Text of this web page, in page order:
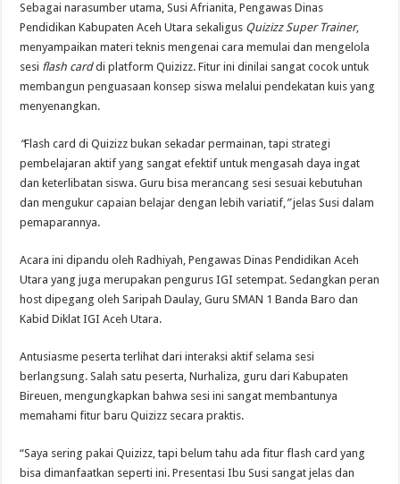
Sebagai narasumber utama, Susi Afrianita, Pengawas Dinas
Pendidikan Kabupaten Aceh Utara sekaligus Quizizz Super Trainer,
menyampaikan materi teknis mengenai cara memulai dan mengelola
sesi flash carddi platform Quizizz. Fitur ini dinilai sangat cocok untuk
membangun penguasaan konsep siswa melalui pendekatan kuis yang
menyenangkan.
“Flash card di Quizizz bukan sekadar permainan, tapi strategi
pembelajaran aktif yang sangat efektif untuk mengasah daya ingat
dan keterlibatan siswa. Guru bisa merancang sesi sesuai kebutuhan
dan mengukur capaian belajar dengan lebih variatif,”jelas Susi dalam
pemaparannya.
Acara ini dipandu oleh Radhiyah, Pengawas Dinas Pendidikan Aceh
Utara yang juga merupakan pengurus IGI setempat. Sedangkan peran
host dipegang oleh Saripah Daulay, Guru SMAN 1 Banda Baro dan
Kabid Diklat IGI Aceh Utara.
Antusiasme peserta terlihat dari interaksi aktif selama sesi
berlangsung. Salah satu peserta, Nurhaliza, guru dari Kabupaten
Bireuen, mengungkapkan bahwa sesi ini sangat membantunya
memahami fitur baru Quizizz secara praktis.
“Saya sering pakai Quizizz, tapi belum tahu ada fitur flash card yang
bisa dimanfaatkan seperti ini. Presentasi Ibu Susi sangat jelas dan